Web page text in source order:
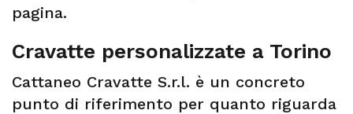
pagina.
Cravatte personalizzate a Torino
Cattaneo Cravatte S.r.l. è un concreto
punto di riferimento per quanto riguarda